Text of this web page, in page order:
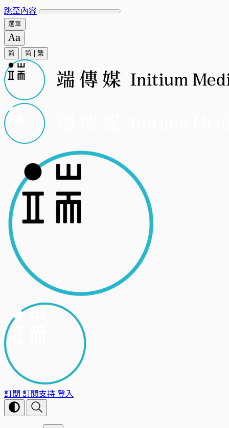
跳至內容
選單
简 简 繁
訂閱 訂閱支持登入